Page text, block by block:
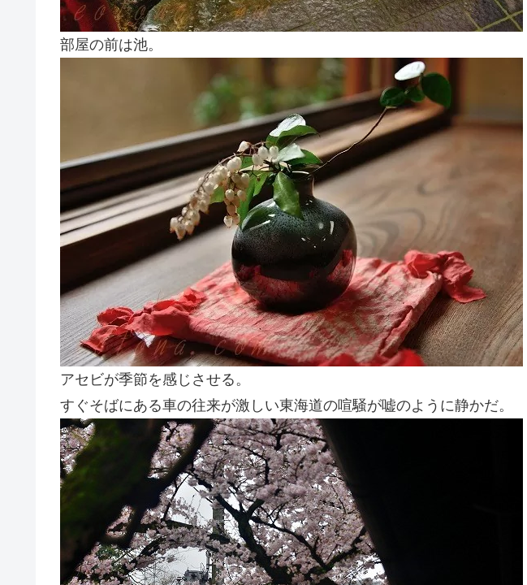
部屋の前は池。
アセビが季節を感じさせる。
すぐそばにある車の往来が激しい東海道の喧騒が嘘のように静かだ。